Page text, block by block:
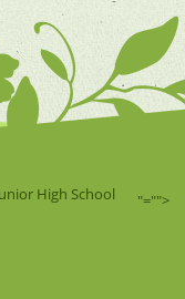
High School
"="">